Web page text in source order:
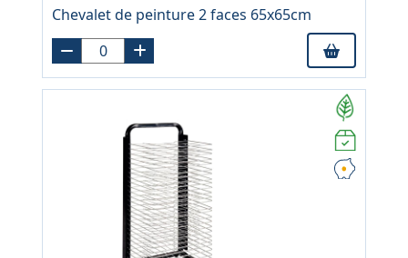
Chevalet de peinture 2 faces 65x65cm